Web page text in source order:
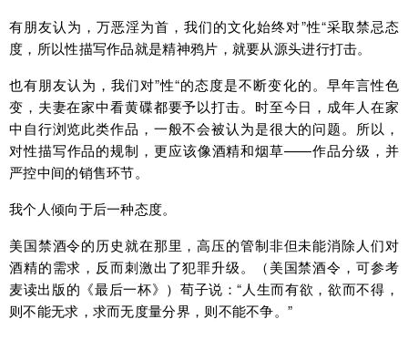
有朋友认为，万恶淫为首，我们的文化始终对”性“采取禁忌态
度，所以性描写作品就是精神鸦片，就要从源头进行打击。
也有朋友认为，我们对”性“的态度是不断变化的。早年言性色
变，夫妻在家中看黄碟都要予以打击。时至今日，成年人在家
中自行浏览此类作品，一般不会被认为是很大的问题。所以，
对性描写作品的规制，更应该像酒精和烟草——作品分级，并
严控中间的销售环节。
我个人倾向于后一种态度。
美国禁酒令的历史就在那里，高压的管制非但未能消除人们对
酒精的需求，反而刺激出了犯罪升级。（美国禁酒令，可参考
麦读出版的《最后一杯》）荀子说：“人生而有欲，欲而不得，
则不能无求，求而无度量分界，则不能不争。”